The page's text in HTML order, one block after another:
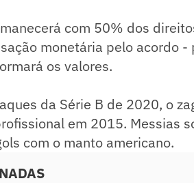
com 50% dos
monetária pelo acordo
os valores.
da Série B de 2020, o
em 2015. Messias
com o manto americano.